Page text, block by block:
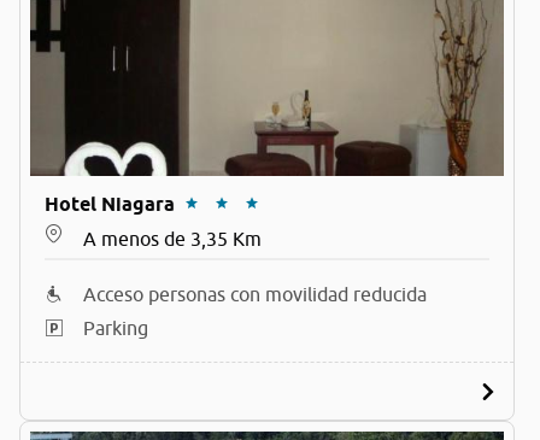
Hotel Niagara
A menos de 3,35 Km
Acceso personas con movilidad reducida
Parking